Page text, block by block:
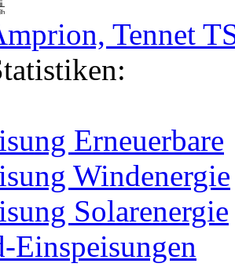
Tennet
Erneuerbare
Windenergie
Solarenergie
Einspeisungen